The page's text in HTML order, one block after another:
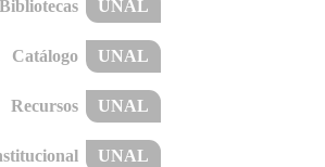
Bibliotecas UNAL
Catálogo UNAL
Recursos UNAL
UNAL